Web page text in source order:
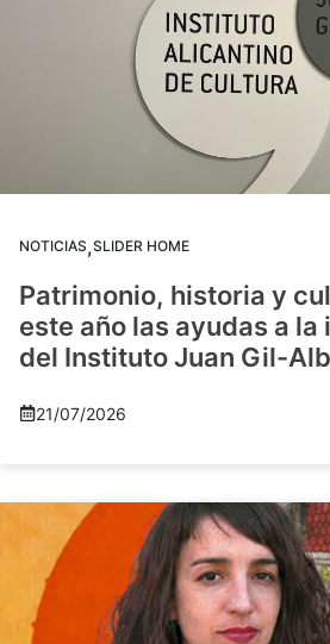
NOTICIAS,SLIDER HOME
Patrimonio, historia y
este año las ayudas a
del Instituto Juan Gil-
21/07/2026